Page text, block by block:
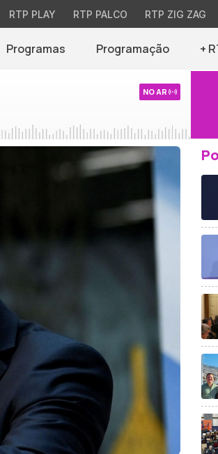
RTP PLAY RTP PALCO RTP ZIG ZAG
Programas Programação +
NO AR